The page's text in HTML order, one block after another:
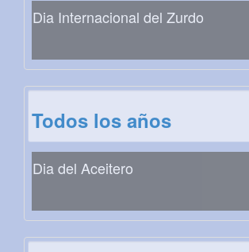
Dia Internacional del Zurdo
Todos los años
Dia del Aceitero